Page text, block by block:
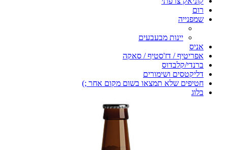
רום
שמפנייה
יינות מבעבעים
אניס
אפריטיף / דז'סטיף / סאקה
ברנדי/קלבדוס
דליקטסים ושימורים
חטיפים שלא תמצאו בשום מקום אחר ;)
בלוג